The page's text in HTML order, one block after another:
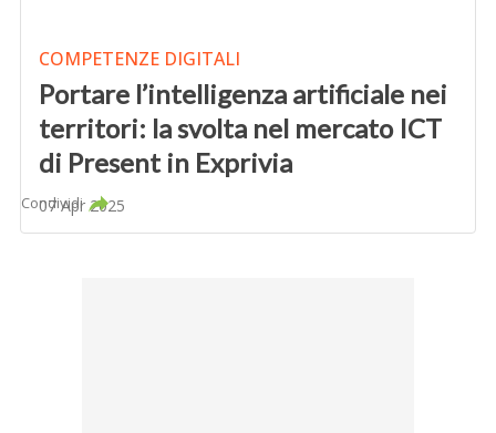
COMPETENZE DIGITALI
Portare l’intelligenza artificiale nei
territori: la svolta nel mercato ICT
di Present in Exprivia
07 Apr 2025
Condividi